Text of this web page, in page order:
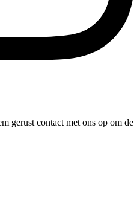
gerust contact met ons op om de